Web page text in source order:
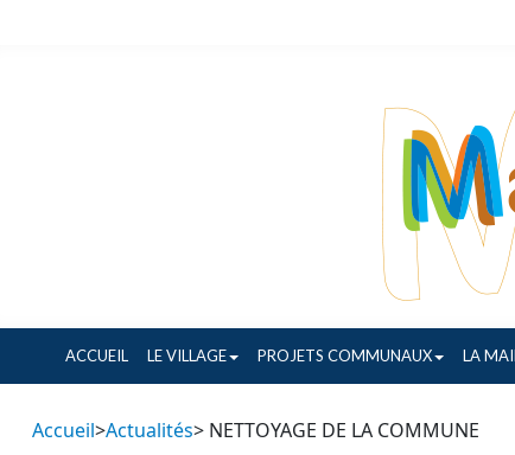
ACCUEIL LE VILLAGE PROJETS COMMUNAUX LA
Accueil>Actualités> NETTOYAGE DE LA COMMUNE